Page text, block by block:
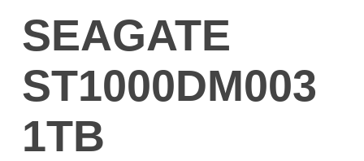
SEAGATE
ST1000DM003
1TB